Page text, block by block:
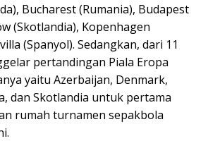
Bucharest (Rumania), Budapest
(Skotlandia), Kopenhagen
(Spanyol). Sedangkan, dari 11
pertandingan Piala Eropa
yaitu Azerbaijan, Denmark,
dan Skotlandia untuk pertama
rumah turnamen sepakbola